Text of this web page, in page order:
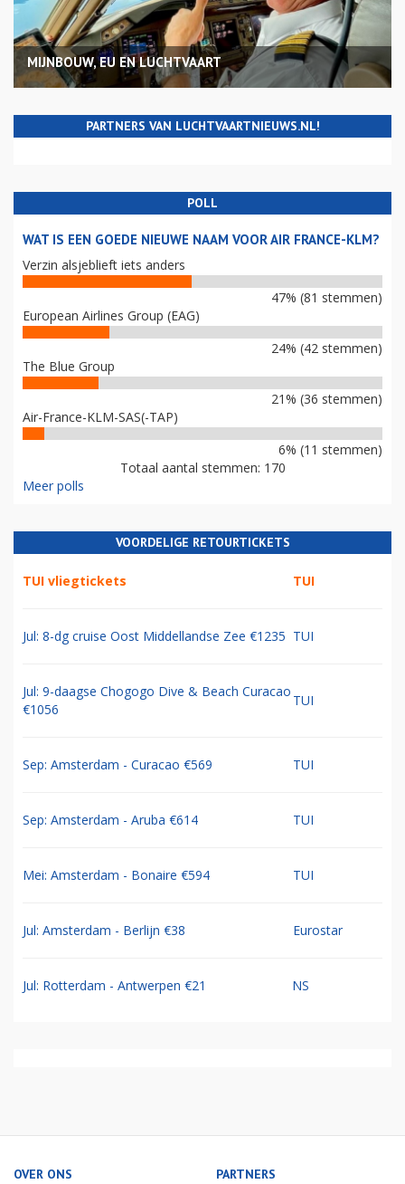
MIJNBOUW, EU EN LUCHTVAART
PARTNERS VAN LUCHTVAARTNIEUWS.NL!
POLL
WAT IS EEN GOEDE NIEUWE NAAM VOOR AIR FRANCE-KLM?
Verzin alsjeblieft iets anders
47% (81 stemmen)
European Airlines Group (EAG)
24% (42 stemmen)
The Blue Group
21% (36 stemmen)
Air-France-KLM-SAS(-TAP)
6% (11 stemmen)
Totaal aantal stemmen: 170
Meer polls
VOORDELIGE RETOURTICKETS
TUI vliegtickets TUI
Jul: 8-dg cruise Oost Middellandse Zee €1235 TUI
Jul: 9-daagse Chogogo Dive & Beach Curacao
€1056
TUI
Sep: Amsterdam - Curacao €569 TUI
Sep: Amsterdam - Aruba €614 TUI
Mei: Amsterdam - Bonaire €594 TUI
Jul: Amsterdam - Berlijn €38 Eurostar
Jul: Rotterdam - Antwerpen €21 NS
OVER ONS PARTNERS